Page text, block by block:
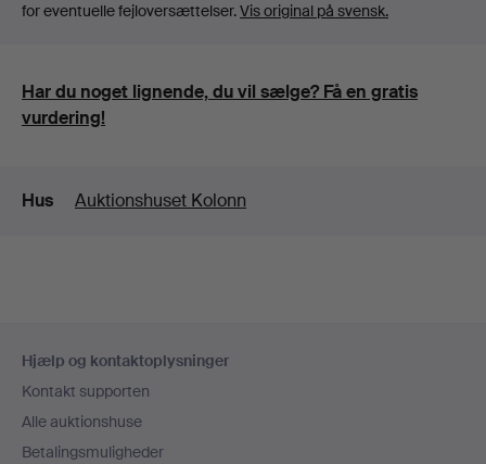
for eventuelle fejloversættelser.Vis original på svensk.
Har du noget lignende, du vil sælge? Få en gratis
vurdering!
Detaljer
Hus Auktionshuset Kolonn
Hjælp og kontaktoplysninger
Kontakt supporten
Alle auktionshuse
Betalingsmuligheder